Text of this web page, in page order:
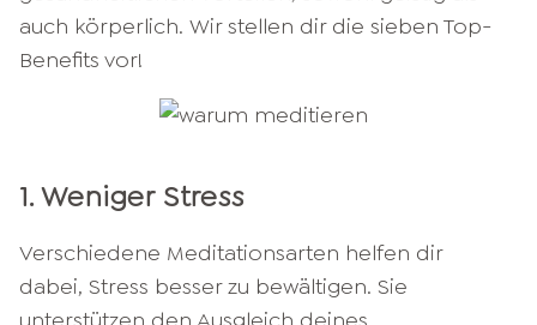
auch körperlich. Wir stellen dir die sieben Top-
Benefits vor!
1. Weniger Stress
Verschiedene Meditationsarten helfen dir
dabei, Stress besser zu bewältigen. Sie